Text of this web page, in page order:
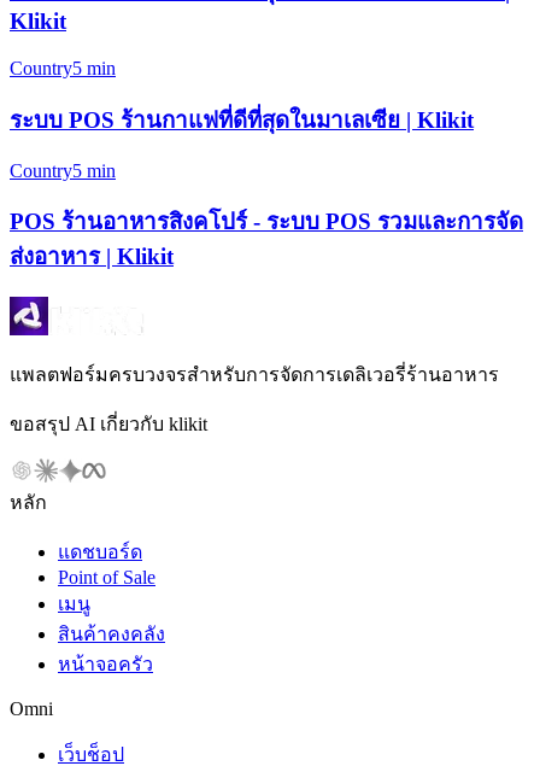
Klikit
Country5 min
ระบบ POS ร้านกาแฟที่ดีที่สุดในมาเลเซีย | Klikit
Country5 min
POS ร้านอาหารสิงคโปร์ - ระบบ POS รวมและการจัด
ส่งอาหาร | Klikit
แพลตฟอร์มครบวงจรสำหรับการจัดการเดลิเวอรี่ร้านอาหาร
ขอสรุป AI เกี่ยวกับ klikit
หลัก
แดชบอร์ด
Point of Sale
เมนู
สินค้าคงคลัง
หน้าจอครัว
Omni
เว็บช็อป